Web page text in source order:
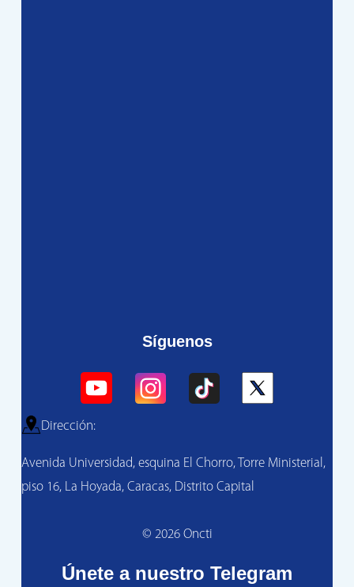
Síguenos
Dirección:
Avenida Universidad, esquina El Chorro, Torre Ministerial,
piso 16, La Hoyada, Caracas, Distrito Capital
© 2026 Oncti
Únete a nuestro Telegram